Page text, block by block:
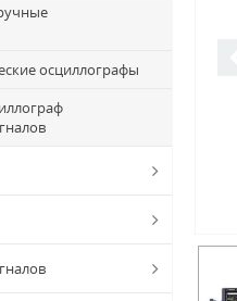
осциллографы